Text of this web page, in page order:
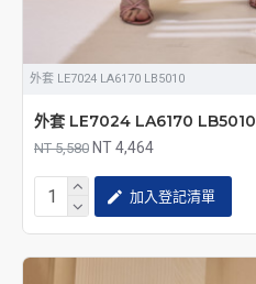
外套 LE7024 LA6170 LB5010
外套 LE7024 LA6170 LB5010
NT 5,580 NT 4,464
加入登記清單